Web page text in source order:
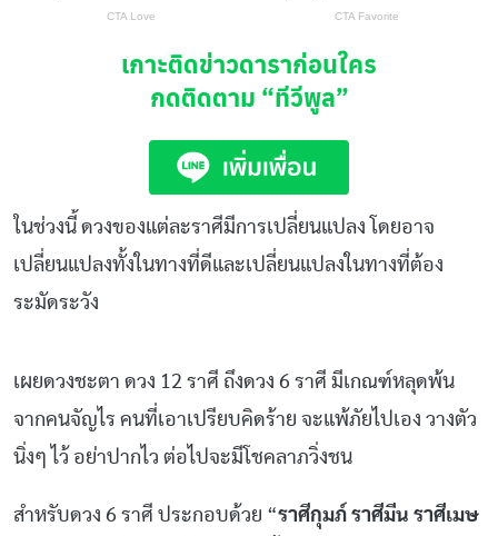
เกาะติดข่าวดาราก่อนใคร
กดติดตาม “ทีวีพูล”
ในช่วงนี้ ดวงของแต่ละราศีมีการเปลี่ยนแปลง โดยอาจ
เปลี่ยนแปลงทั้งในทางที่ดีและเปลี่ยนแปลงในทางที่ต้อง
ระมัดระวัง
เผยดวงชะตา ดวง 12 ราศี ถึงดวง 6 ราศี มีเกณฑ์หลุดพ้น
จากคนจัญไร คนที่เอาเปรียบคิดร้าย จะแพ้ภัยไปเอง วางตัว
นิ่งๆ ไว้ อย่าปากไว ต่อไปจะมีโชคลาภวิ่งชน
สำหรับดวง 6 ราศี ประกอบด้วย “ราศีกุมภ์ ราศีมีน ราศีเมษ